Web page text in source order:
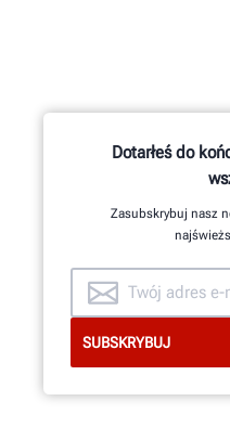
mechaników
Dotarłeś do
Zasubskrybuj nasz